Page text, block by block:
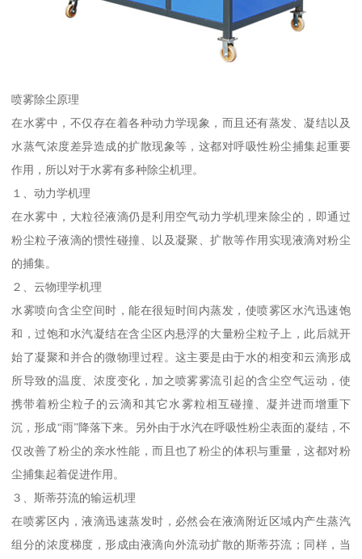
喷雾除尘原理
在水雾中，不仅存在着各种动力学现象，而且还有蒸发、凝结以及
水蒸气浓度差异造成的扩散现象等，这都对呼吸性粉尘捕集起重要
作用，所以对于水雾有多种除尘机理。
１、动力学机理
在水雾中，大粒径液滴仍是利用空气动力学机理来除尘的，即通过
粉尘粒子液滴的惯性碰撞、以及凝聚、扩散等作用实现液滴对粉尘
的捕集。
２、云物理学机理
水雾喷向含尘空间时，能在很短时间内蒸发，使喷雾区水汽迅速饱
和，过饱和水汽凝结在含尘区内悬浮的大量粉尘粒子上，此后就开
始了凝聚和并合的微物理过程。这主要是由于水的相变和云滴形成
所导致的温度、浓度变化，加之喷雾雾流引起的含尘空气运动，使
携带着粉尘粒子的云滴和其它水雾粒相互碰撞、凝并进而增重下
沉，形成“雨”降落下来。另外由于水汽在呼吸性粉尘表面的凝结，不
仅改善了粉尘的亲水性能，而且也了粉尘的体积与重量，这都对粉
尘捕集起着促进作用。
３、斯蒂芬流的输运机理
在喷雾区内，液滴迅速蒸发时，必然会在液滴附近区域内产生蒸汽
组分的浓度梯度，形成由液滴向外流动扩散的斯蒂芬流；同样，当